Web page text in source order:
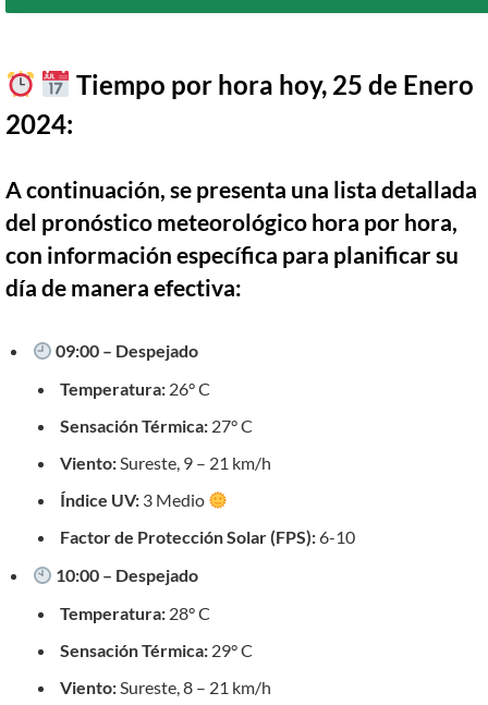
Tiempo por hora hoy, 25 de Enero
2024:
A continuación, se presenta una lista detallada
del pronóstico meteorológico hora por hora,
con información específica para planificar su
día de manera efectiva:
09:00 – Despejado
Temperatura: 26° C
Sensación Térmica: 27° C
Viento:Sureste, 9 – 21 km/h
Índice UV: 3 Medio
Factor de Protección Solar (FPS):6-10
10:00 – Despejado
Temperatura: 28° C
Sensación Térmica: 29° C
Viento:Sureste, 8 – 21 km/h